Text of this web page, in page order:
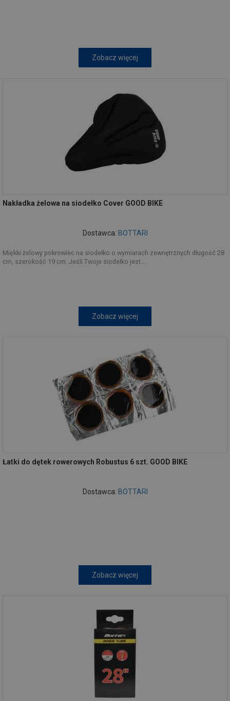
Zobacz więcej
Nakładka żelowa na siodełko Cover GOOD BIKE
Dostawca: BOTTARI
Miękki żelowy pokrowiec na siodełko o wymiarach zewnętrznych długość 28
cm, szerokość 19 cm. Jeśli Twoje siodełko jest...
Zobacz więcej
Łatki do dętek rowerowych Robustus 6 szt. GOOD BIKE
Dostawca: BOTTARI
Zobacz więcej